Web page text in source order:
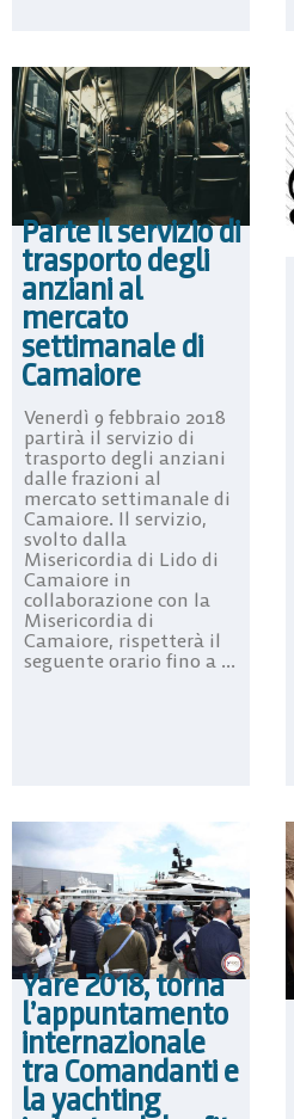
Parte il servizio di
trasporto degli
anziani al
mercato
settimanale di
Camaiore
Venerdì 9 febbraio 2018
partirà il servizio di
trasporto degli anziani
dalle frazioni al
mercato settimanale di
Camaiore. Il servizio,
svolto dalla
Misericordia di Lido di
Camaiore in
collaborazione con la
Misericordia di
Camaiore, rispetterà il
seguente orario fino a ...
Yare 2018, torna
l’appuntamento
internazionale
tra Comandanti e
la yachting